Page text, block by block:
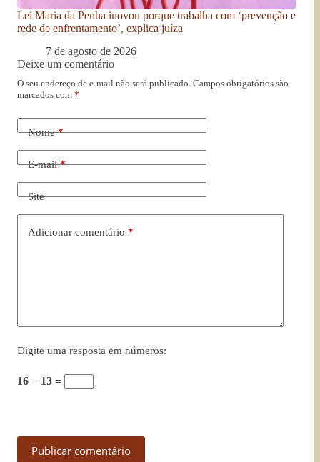
Lei Maria da Penha inovou porque trabalha com ‘prevenção e
rede de enfrentamento’, explica juíza
7 de agosto de 2026
Deixe um comentário
O seu endereço de e-mail não será publicado. Campos obrigatórios são
marcados com *
Nome*
E-mail*
Site
Adicionar comentário *
Digite uma resposta em números:
16 − 13 =
Publicar comentário